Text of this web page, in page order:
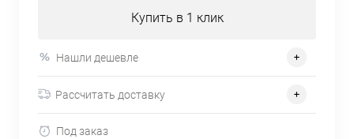
Купить в 1 клик
Нашли дешевле
Рассчитать доставку
Под заказ